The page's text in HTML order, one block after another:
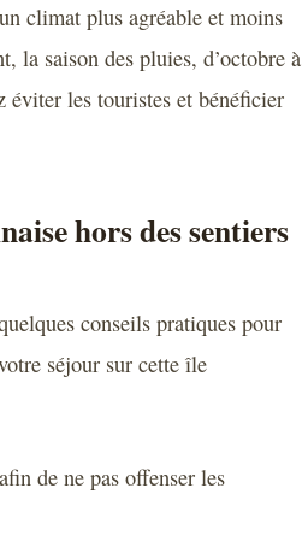
climat plus agréable et moins
la saison des pluies, d’octobre à
éviter les touristes et bénéficier
hors des sentiers
conseils pratiques pour
séjour sur cette île
de ne pas offenser les